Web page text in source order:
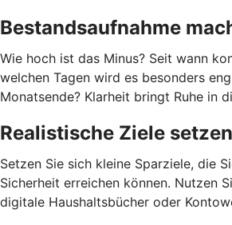
Bestandsaufnahme
Wie hoch ist das Minus? Seit wann
welchen Tagen wird es besonders
Monatsende? Klarheit bringt Ruhe in
Realistische Ziele setzen
Setzen Sie sich kleine Sparziele, die
Sicherheit erreichen können. Nutzen
digitale Haushaltsbücher oder